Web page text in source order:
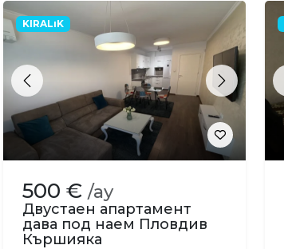
Previous Next
KIRALıK
500 € /ay
Двустаен апартамент
дава под наем Пловдив
Кършияка